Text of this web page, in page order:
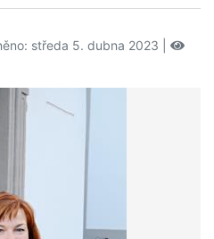
středa 5. dubna 2023 |